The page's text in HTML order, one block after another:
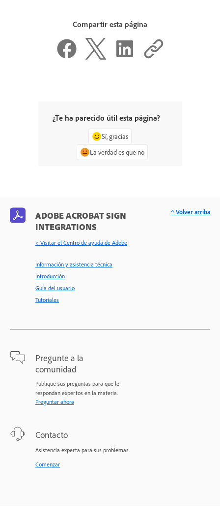
Compartir esta página
¿Te ha parecido útil esta página?
Sí, gracias
La verdad es que no
ADOBE ACROBAT SIGN
INTEGRATIONS
< Visitar el Centro de ayuda de Adobe
Información y asistencia técnica
Introducción
Guía del usuario
Tutoriales
Pregunte a la
comunidad
Publique sus preguntas para que le
respondan expertos en la materia.
Preguntar ahora
Contacto
Asistencia experta para sus problemas.
Comenzar
^ Volver arriba